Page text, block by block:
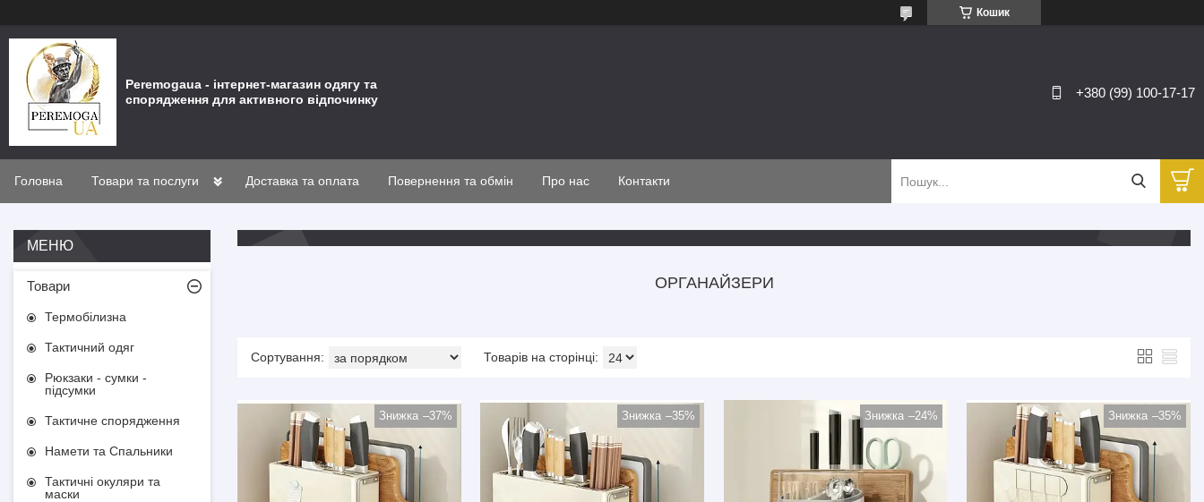
Кошик
Peremogaua - інтернет-магазин одягу та
спорядження для активного відпочинку
+380 (99) 100-17-17
Головна Товари та послуги Доставка та оплата Повернення та обмін Про нас Контакти
ОРГАНАЙЗЕРИ
–37% –35% –24% –35%
Товари
Термобілизна
Тактичний одяг
Рюкзаки - сумки -
підсумки
Тактичне спорядження
Намети та Спальники
Тактичні окуляри та
маски